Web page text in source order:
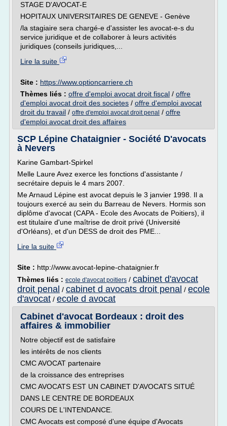
STAGE D'AVOCAT-E
HOPITAUX UNIVERSITAIRES DE GENEVE - Genève
/la stagiaire sera chargé-e d'assister les avocat-e-s du
service juridique et de collaborer à leurs activités
juridiques (conseils juridiques,...
Lire la suite
Site : https://www.optioncarriere.ch
Thèmes liés : offre d'emploi avocat droit fiscal / offre
d'emploi avocat droit des societes / offre d'emploi avocat
droit du travail / offre d'emploi avocat droit penal / offre
d'emploi avocat droit des affaires
SCP Lépine Chataignier - Société D'avocats
à Nevers
Karine Gambart-Spirkel
Melle Laure Avez exerce les fonctions d'assistante /
secrétaire depuis le 4 mars 2007.
Me Arnaud Lépine est avocat depuis le 3 janvier 1998. Il a
toujours exercé au sein du Barreau de Nevers. Hormis son
diplôme d'avocat (CAPA - Ecole des Avocats de Poitiers), il
est titulaire d'une maîtrise de droit privé (Université
d'Orléans), et d'un DESS de droit des PME...
Lire la suite
Site : http://www.avocat-lepine-chataignier.fr
Thèmes liés : ecole d'avocat poitiers / cabinet d'avocat
droit penal / cabinet d avocats droit penal / ecole
d'avocat / ecole d avocat
Cabinet d'avocat Bordeaux : droit des
affaires & immobilier
Notre objectif est de satisfaire
les intérêts de nos clients
CMC AVOCAT partenaire
de la croissance des entreprises
CMC AVOCATS EST UN CABINET D'AVOCATS SITUÉ
DANS LE CENTRE DE BORDEAUX
COURS DE L'INTENDANCE.
CMC Avocats est composé d'une équipe d'Avocats